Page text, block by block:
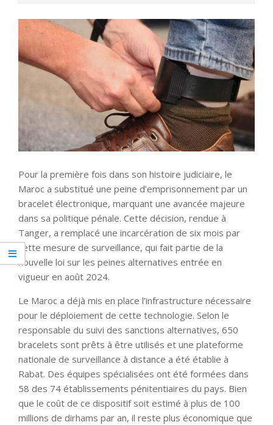
Pour la première fois dans son histoire judiciaire, le
Maroc a substitué une peine d’emprisonnement par un
bracelet électronique, marquant une avancée majeure
dans sa politique pénale. Cette décision, rendue à
Tanger, a remplacé une incarcération de six mois par
cette mesure de surveillance, qui fait partie de la
nouvelle loi sur les peines alternatives entrée en
vigueur en août 2024.
Le Maroc a déjà mis en place l’infrastructure nécessaire
pour le déploiement de cette technologie. Selon le
responsable du suivi des sanctions alternatives, 650
bracelets sont prêts à être utilisés et une plateforme
nationale de surveillance à distance a été établie à
Rabat. Des équipes spécialisées ont été formées dans
58 des 74 établissements pénitentiaires du pays. Bien
que le coût de ce dispositif soit estimé à plus de 100
millions de dirhams par an, il reste plus économique que